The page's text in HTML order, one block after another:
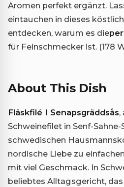
Aromen perfekt ergänzt.
eintauchen in dieses
entdecken, warum es die
für Feinschmecker ist. (178
About This Dish
Fläskfilé I Senapsgräddsås,
Schweinefilet in Senf-
schwedischen
nordische Liebe zu
mit viel Geschmack. In
beliebtes Alltagsgericht,